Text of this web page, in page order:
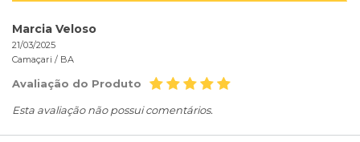
Marcia Veloso
21/03/2025
Camaçari / BA
Avaliação do Produto
Esta avaliação não possui comentários.